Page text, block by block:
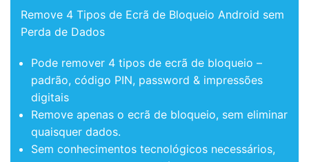
Remove 4 Tipos de Ecrã de Bloqueio Android sem
Perda de Dados
Pode remover 4 tipos de ecrã de bloqueio –
padrão, código PIN, password & impressões
digitais
Remove apenas o ecrã de bloqueio, sem eliminar
quaisquer dados.
Sem conhecimentos tecnológicos necessários,